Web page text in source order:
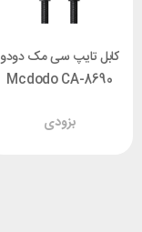
کابل تایپ سی مک دودو
Mcdodo CA-8690
بزودی